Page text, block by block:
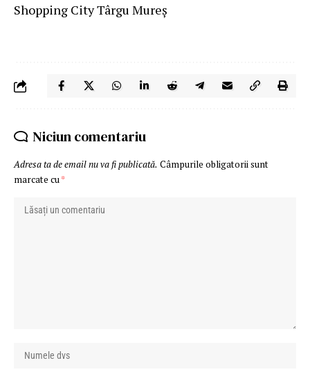
Shopping City Târgu Mureș
Niciun comentariu
Adresa ta de email nu va fi publicată. Câmpurile obligatorii sunt
marcate cu*